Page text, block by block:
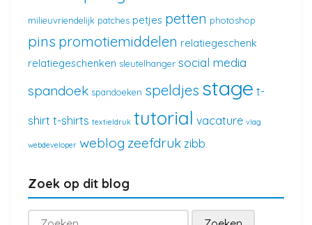
milieuvriendelijk patches petjes petten photoshop
pins promotiemiddelen relatiegeschenk
relatiegeschenken sleutelhanger social media
spandoek spandoeken speldjes stage t-
shirt t-shirts textieldruk tutorial vacature vlag
webdeveloper weblog zeefdruk zibb
Zoek op dit blog
Zoeken